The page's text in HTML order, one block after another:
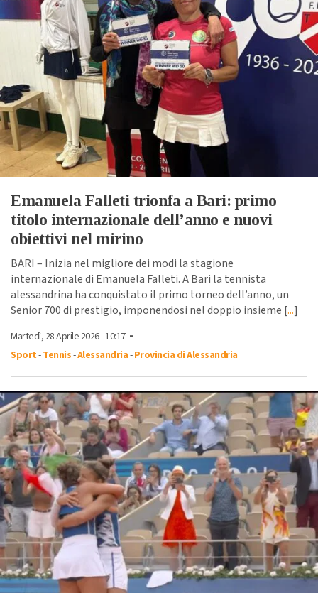
Emanuela Falleti trionfa a Bari: primo
titolo internazionale dell’anno e nuovi
obiettivi nel mirino
BARI – Inizia nel migliore dei modi la stagione
internazionale di Emanuela Falleti. A Bari la tennista
alessandrina ha conquistato il primo torneo dell’anno, un
Senior 700 di prestigio, imponendosi nel doppio insieme [...]
Martedì, 28 Aprile 2026 - 10:17-
Sport-Tennis-Alessandria-Provincia di Alessandria